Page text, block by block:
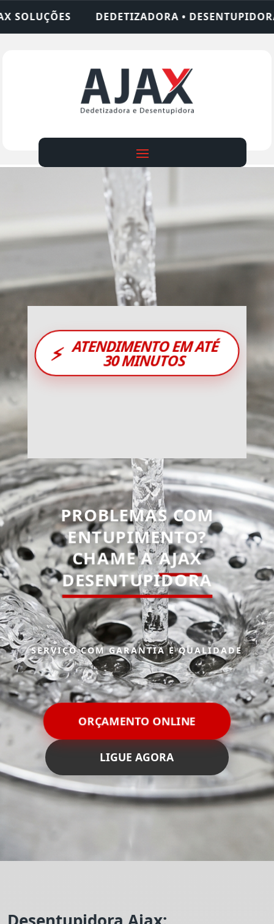
• DESENTUPIDORA • LIMPEZA DE FOSSA •
⚡ ATENDIMENTO EM ATÉ
30 MINUTOS
PROBLEMAS COM
ENTUPIMENTO?
CHAME AAJAX
DESENTUPIDORA
SERVIÇO COM GARANTIA E QUALIDADE
ORÇAMENTO ONLINE
LIGUE AGORA